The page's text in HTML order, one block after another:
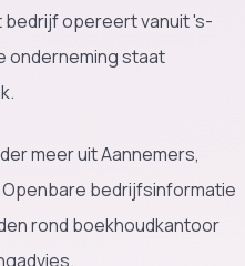
bedrijf opereert vanuit 's-
onderneming staat
meer uit Aannemers,
bedrijfsinformatie
rond boekhoudkantoor